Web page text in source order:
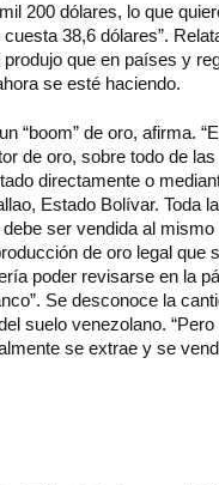
200 dólares, lo que
38,6 dólares”.
que en países y
se esté haciendo.
“boom” de oro, afirma.
de oro, sobre todo de
directamente o
Estado Bolívar. Toda
ser vendida al
de oro legal que
poder revisarse en la
Se desconoce la
suelo venezolano.
se extrae y se